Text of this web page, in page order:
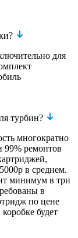
для
турбин?
многократно
99% ремонтов
в среднем.
минимум в три
в
по цене
будет